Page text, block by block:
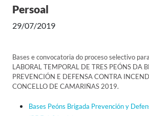
Persoal
29/07/2019
Bases e convocatoria do proceso selectivo
LABORAL TEMPORAL DE TRES PEÓNS DA
PREVENCIÓN E DEFENSA CONTRA
CONCELLO DE CAMARIÑAS 2019.
Bases Peóns Brigada Prevención y